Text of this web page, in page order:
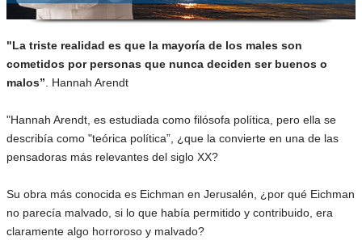
"La triste realidad es que la mayoría de los males son
cometidos por personas que nunca deciden ser buenos o
malos” . Hannah Arendt
"Hannah Arendt, es estudiada como filósofa política, pero ella se
describía como "teórica política”, ¿que la convierte en una de las
pensadoras más relevantes del siglo XX?
Su obra más conocida es Eichman en Jerusalén, ¿por qué Eichman
no parecía malvado, si lo que había permitido y contribuido, era
claramente algo horroroso y malvado?